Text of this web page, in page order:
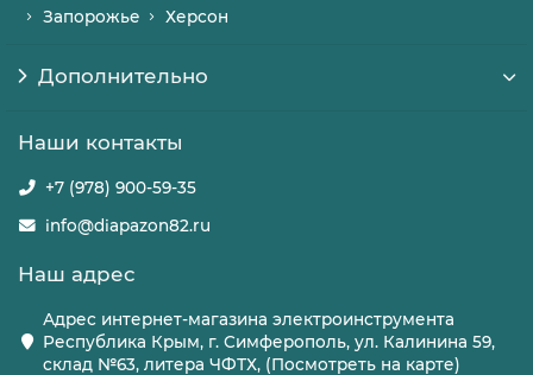
Запорожье
Херсон
Дополнительно
Наши контакты
+7 (978) 900-59-35
info@diapazon82.ru
Наш адрес
Адрес интернет-магазина электроинструмента
Республика Крым, г. Симферополь, ул. Калинина 59,
склад №63, литера ЧФТХ, (Посмотреть на карте)